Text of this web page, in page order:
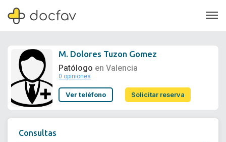
Soporte
M. Dolores Tuzon Gomez
Patólogo en Valencia
0 opiniones
Ver teléfono Solicitar reserva
Consultas